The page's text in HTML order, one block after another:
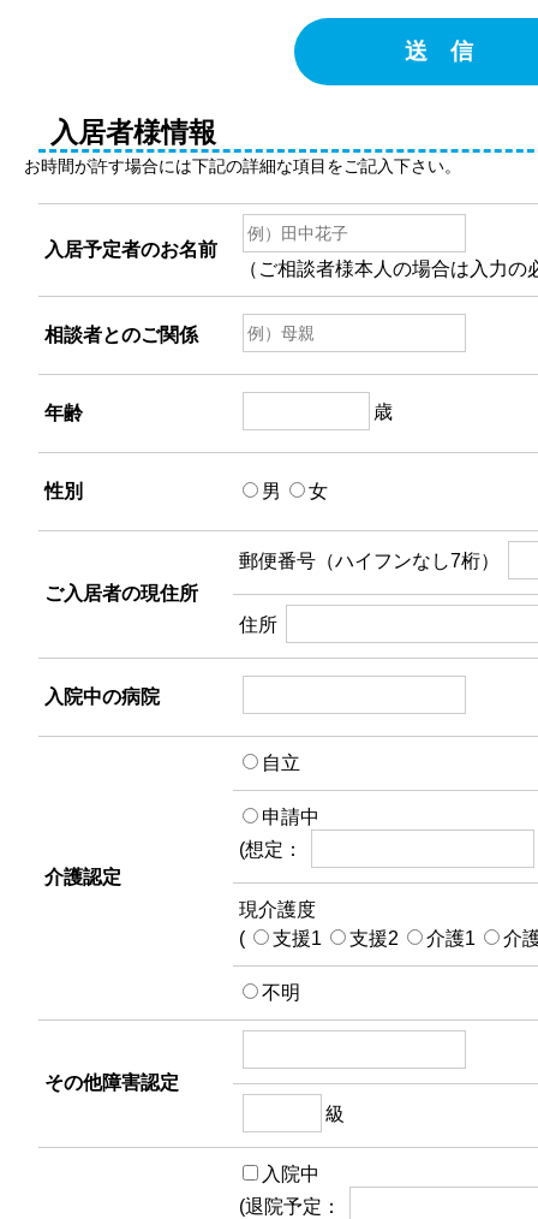
送 信
入居者様情報
お時間が許す場合には下記の詳細な項目をご記入下さい。
入居予定者のお名前
（ご相談者様本人の場合は入力
相談者とのご関係
年齢 歳
性別 男 女
ご入居者の現住所
郵便番号（ハイフンなし7桁）
住所
入院中の病院
介護認定
自立
申請中
(想定：
現介護度
(
支援1 支援2 介護1 介
不明
その他障害認定
級
入院中
(退院予定：